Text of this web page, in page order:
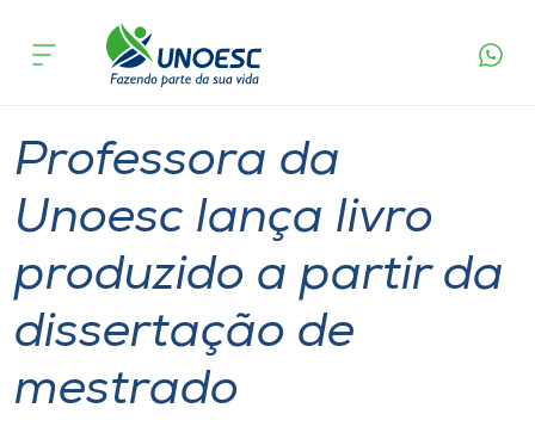
Cursos
Pesquisa
Atendimento ao Estudante
Portal de Ensino
acontece
Professora da
Unoesc lança livro
produzido a partir da
dissertação de
mestrado